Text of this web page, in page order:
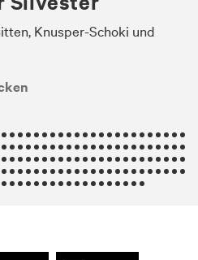
Knusper-Schoki und